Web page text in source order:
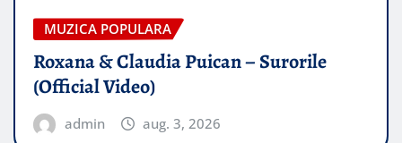
MUZICA POPULARA
Roxana & Claudia Puican – Surorile
(Official Video)
admin aug. 3, 2026